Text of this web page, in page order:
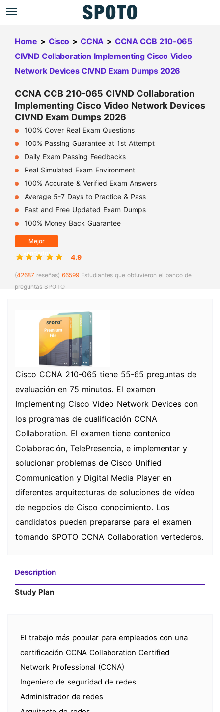
Home > Cisco > CCNA > CCNA CCB 210-065
CIVND Collaboration Implementing Cisco Video
Network Devices CIVND Exam Dumps 2026
CCNA CCB 210-065 CIVND Collaboration
Implementing Cisco Video Network Devices
CIVND Exam Dumps 2026
100% Cover Real Exam Questions
100% Passing Guarantee at 1st Attempt
Daily Exam Passing Feedbacks
Real Simulated Exam Environment
100% Accurate & Verified Exam Answers
Average 5-7 Days to Practice & Pass
Fast and Free Updated Exam Dumps
100% Money Back Guarantee
Mejor
vendedor
4.9
(42687 reseñas) 66599 Estudiantes que obtuvieron el banco de
preguntas SPOTO
Cisco CCNA 210-065 tiene 55-65 preguntas de
evaluación en 75 minutos. El examen
Implementing Cisco Video Network Devices con
los programas de cualificación CCNA
Collaboration. El examen tiene contenido
Colaboración, TelePresencia, e implementar y
solucionar problemas de Cisco Unified
Communication y Digital Media Player en
diferentes arquitecturas de soluciones de vídeo
de negocios de Cisco conocimiento. Los
candidatos pueden prepararse para el examen
tomando SPOTO CCNA Collaboration vertederos.
Description
Study Plan
El trabajo más popular para empleados con una
certificación CCNA Collaboration Certified
Network Professional (CCNA)
Ingeniero de seguridad de redes
Administrador de redes